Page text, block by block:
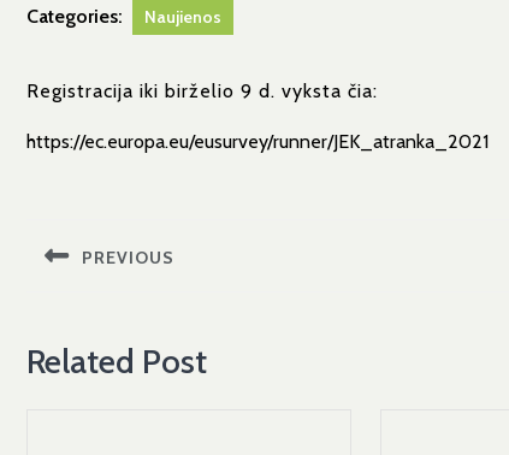
17
Categories: Naujienos
Registracija iki birželio 9 d. vyksta čia:
https://ec.europa.eu/eusurvey/runner/JEK_atranka_2021
tarpPREVIOUS
Related Post